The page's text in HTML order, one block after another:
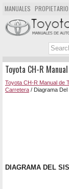
MANUALES PROPIETARIO
MAPA DEL SITIO
BUSCAR
Toyota CH-R
Toyota CH-R Manual de
Carretera / Diagrama Del
DIAGRAMA DEL